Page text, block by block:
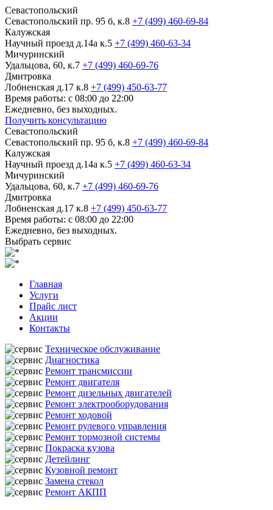
Севастопольский
Севастопольский пр. 95 б, к.8 +7 (499) 460-69-84
Калужская
Научный проезд д.14а к.5 +7 (499) 460-63-34
Мичуринский
Удальцова, 60, к.7 +7 (499) 460-69-76
Дмитровка
Лобненская д.17 к.8 +7 (499) 450-63-77
Время работы: с 08:00 до 22:00
Ежедневно, без выходных.
Получить консультацию
Севастопольский
Севастопольский пр. 95 б, к.8 +7 (499) 460-69-84
Калужская
Научный проезд д.14а к.5 +7 (499) 460-63-34
Мичуринский
Удальцова, 60, к.7 +7 (499) 460-69-76
Дмитровка
Лобненская д.17 к.8 +7 (499) 450-63-77
Время работы: с 08:00 до 22:00
Ежедневно, без выходных.
Выбрать сервис
Главная
Услуги
Прайс лист
Акции
Контакты
Техническое обслуживание
Диагностика
Ремонт трансмиссии
Ремонт двигателя
Ремонт дизельных двигателей
Ремонт электрооборудования
Ремонт ходовой
Ремонт рулевого управления
Ремонт тормозной системы
Покраска кузова
Детейлинг
Кузовной ремонт
Замена стекол
Ремонт АКПП